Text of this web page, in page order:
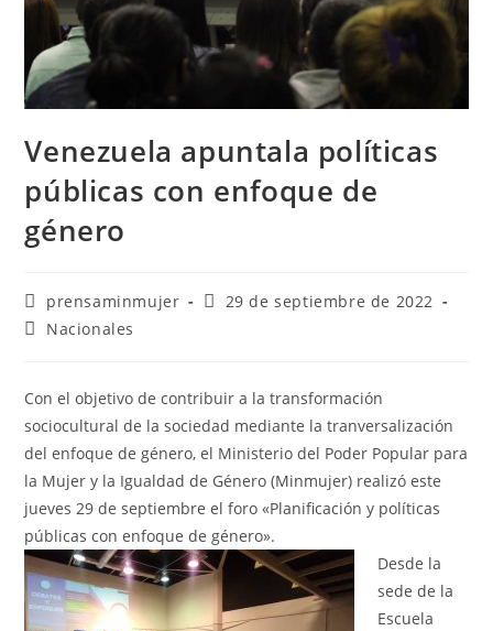
Venezuela apuntala políticas
públicas con enfoque de
género
prensaminmujer
29 de septiembre de 2022
Nacionales
Con el objetivo de contribuir a la transformación
sociocultural de la sociedad mediante la tranversalización
del enfoque de género, el Ministerio del Poder Popular para
la Mujer y la Igualdad de Género (Minmujer) realizó este
jueves 29 de septiembre el foro «Planificación y políticas
públicas con enfoque de género».
Desde la
sede de la
Escuela